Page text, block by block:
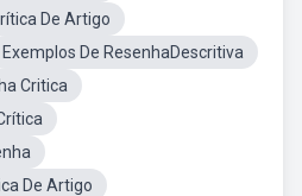
De Artigo
Exemplos De ResenhaDescritiva
Critica
De Artigo